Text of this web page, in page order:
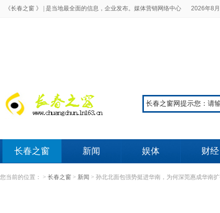
《长春之窗 》 | 是当地最全面的信息，企业发布。媒体营销网络中心 2026年8
长春之窗 新闻 娱体 财经
您当前的位置： > 长春之窗 > 新闻 > 孙北北面包强势挺进华南，为何深莞惠成华南